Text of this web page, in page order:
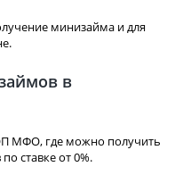
минизайма и для
в
МФО, где можно получить
ставке от 0%.